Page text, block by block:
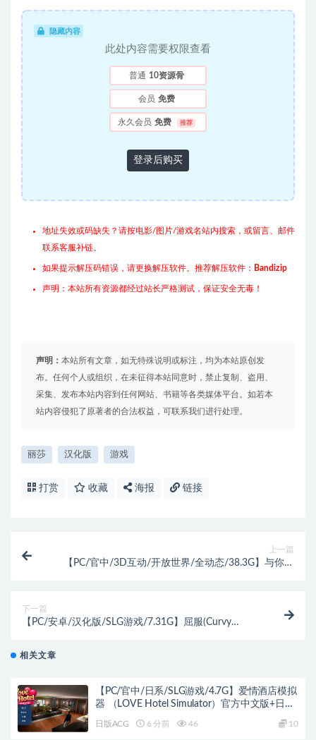
隐藏内容
此处内容需要权限查看
普通 10资源骨
会员 免费
永久会员 免费 推荐
登录后购买
地址失效或码缺失？请按电影/图片/游戏名站内搜索，或留言、邮件
联系客服补链。
如果提示解压码错误，请更换解压软件。推荐解压软件： Bandizip
声明：本站所有资源都经过站长严格测试，保证安全无毒！
声明： 本站所有文章，如无特殊说明或标注，均为本站原创发
布。任何个人或组织，在未征得本站同意时，禁止复制、盗用、
采集、发布本站内容到任何网站、书籍等各类媒体平台。如若本
站内容侵犯了原著者的合法权益，可联系我们进行处理。
丽莎 汉化版 游戏
打赏 收藏 海报 链接
上一篇
【PC/官中/3D互动/开放世界/全动态/38.3G】与你在
下一篇
【PC/安卓/汉化版/SLG游戏/7.31G】屈服(Curvy
相关文章
【PC/官中/日系/SLG游戏/4.7G】爱情酒店模拟
器 （LOVE Hotel Simulator）官方中文版+日系
日版ACG 6 分前 46 10